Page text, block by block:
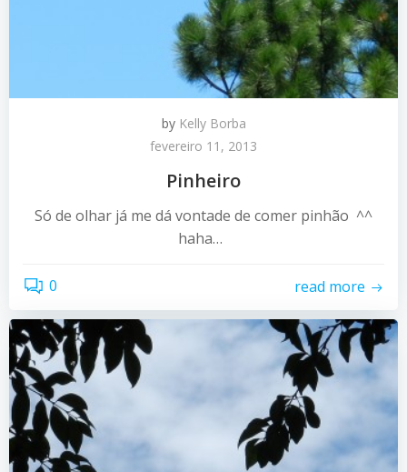
by Kelly Borba
fevereiro 11, 2013
Pinheiro
Só de olhar já me dá vontade de comer pinhão ^^
haha…
0 read more